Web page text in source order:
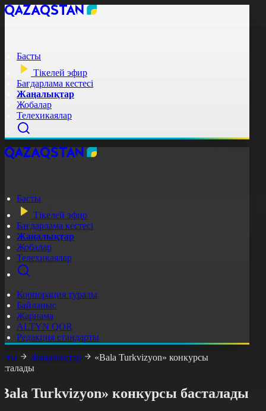
Басты
Тікелей эфир
Бағдарлама кестесі
Жаңалықтар
Жобалар
Телехикаялар
Басты
Тікелей эфир
Бағдарлама кестесі
Жаңалықтар
Жобалар
Телехикаялар
Корпорация туралы
Байланыс
Жарнама
ALTYN QOR
Редакция стандарты
Жаңалықтар
«Bala Turkvizyon» конкурсы
Turkvizyon» конкурсы басталады